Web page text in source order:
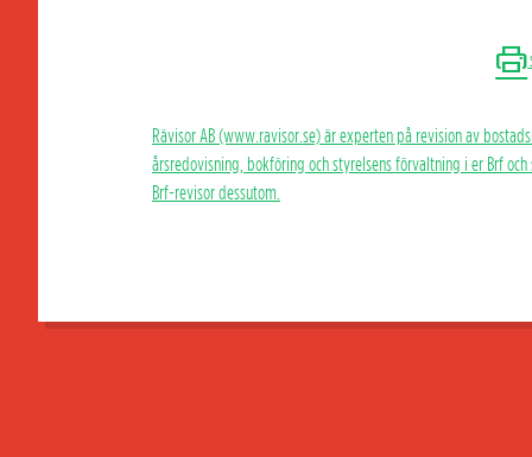
Rävisor AB (www.ravisor.se) är experten på revision av
årsredovisning, bokföring och styrelsens förvaltning i er Brf
Brf-revisor dessutom.